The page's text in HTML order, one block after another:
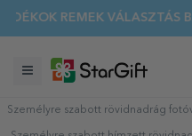
REMEK VÁLASZTÁS
Személyre szabott rövidnadrág